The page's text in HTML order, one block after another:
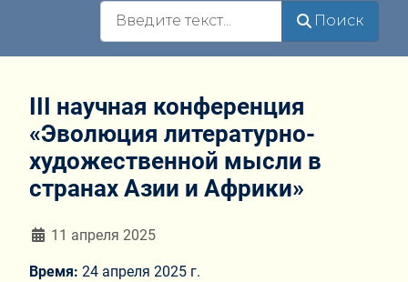
Поиск
III научная конференция
«Эволюция литературно-
художественной мысли в
странах Азии и Африки»
Информация о материале
11 апреля 2025
Время: 24 апреля 2025 г.